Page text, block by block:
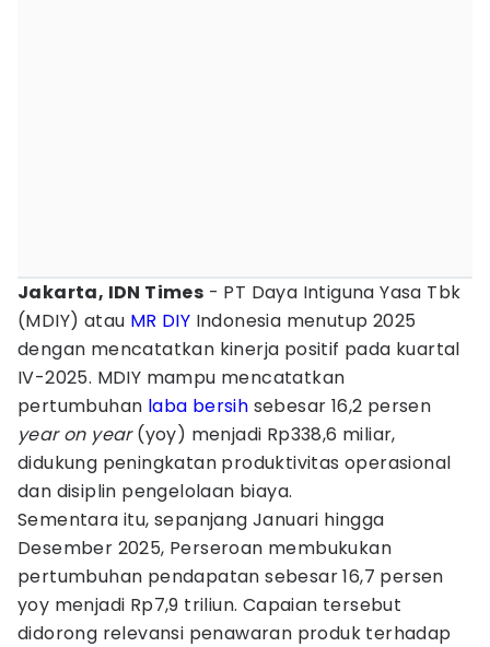
Jakarta, IDN Times - PT Daya Intiguna Yasa Tbk
(MDIY) atau MR DIY Indonesia menutup 2025
dengan mencatatkan kinerja positif pada kuartal
IV-2025. MDIY mampu mencatatkan
pertumbuhan laba bersih sebesar 16,2 persen
year on year(yoy) menjadi Rp338,6 miliar,
didukung peningkatan produktivitas operasional
dan disiplin pengelolaan biaya.
Sementara itu, sepanjang Januari hingga
Desember 2025, Perseroan membukukan
pertumbuhan pendapatan sebesar 16,7 persen
yoy menjadi Rp7,9 triliun. Capaian tersebut
didorong relevansi penawaran produk terhadap